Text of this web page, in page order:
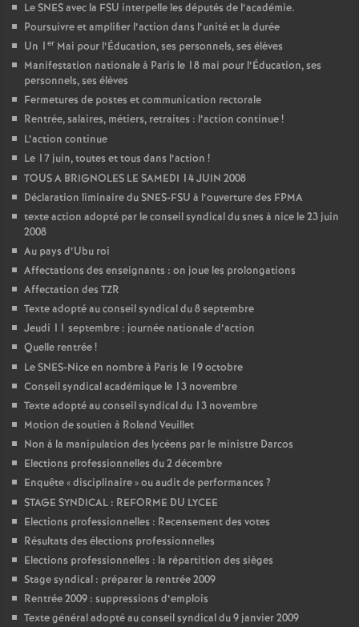
Le SNES avec la FSU interpelle les députés de l’académie.
Poursuivre et amplifier l’action dans l’unité et la durée
Un 1 er Mai pour l’Éducation, ses personnels, ses élèves
Manifestation nationale à Paris le 18 mai pour l’Éducation, ses
personnels, ses élèves
Fermetures de postes et communication rectorale
Rentrée, salaires, métiers, retraites : l’action continue!
L’action continue
Le 17 juin, toutes et tous dans l’action !
TOUS A BRIGNOLES LE SAMEDI 14 JUIN 2008
Déclaration liminaire du SNES-FSU à l’ouverture des FPMA
texte action adopté par le conseil syndical du snes à nice le 23 juin
2008
Au pays d’Ubu roi
Affectations des enseignants : on joue les prolongations
Affectation des TZR
Texte adopté au conseil syndical du 8 septembre
Jeudi 11 septembre : journée nationale d’action
Quelle rentrée!
Le SNES-Nice en nombre à Paris le 19 octobre
Conseil syndical académique le 13 novembre
Texte adopté au conseil syndical du 13 novembre
Motion de soutien à Roland Veuillet
Non à la manipulation des lycéens par le ministre Darcos
Elections professionnelles du 2 décembre
Enquête «disciplinaire» ou audit de performances ?
STAGE SYNDICAL : REFORME DU LYCEE
Elections professionnelles : Recensement des votes
Résultats des élections professionnelles
Elections professionnelles : la répartition des sièges
Stage syndical : préparer la rentrée 2009
Rentrée 2009 : suppressions d’emplois
Texte général adopté au conseil syndical du 9 janvier 2009